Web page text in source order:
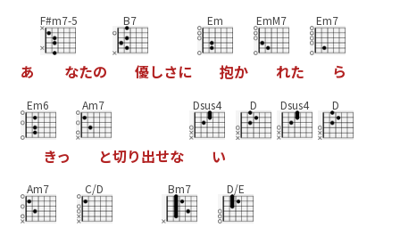
あ
F#m7-5
なたの
B7
優しさに
Em
抱か
EmM7
れた
Em7
ら
Em6
きっ
Am7
と切り出せな
Dsus4
い
D Dsus4 D
Am7 C/D Bm7 D/E